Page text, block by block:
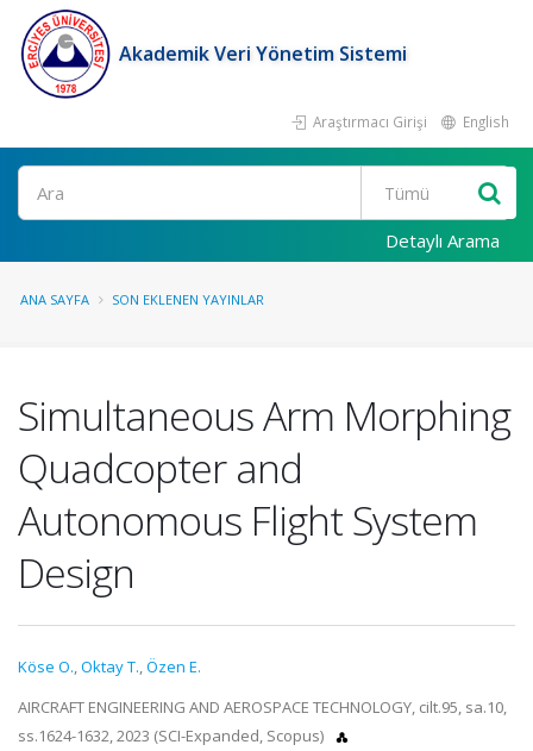
Akademik Veri Yönetim Sistemi
Araştırmacı Girişi English
Ara
Detaylı Arama
ANA SAYFA SON EKLENEN YAYINLAR
Simultaneous Arm Morphing
Quadcopter and
Autonomous Flight System
Design
Köse O.,Oktay T.,Özen E.
AIRCRAFT ENGINEERING AND AEROSPACE TECHNOLOGY, cilt.95, sa.10,
ss.1624-1632, 2023 (SCI-Expanded, Scopus)